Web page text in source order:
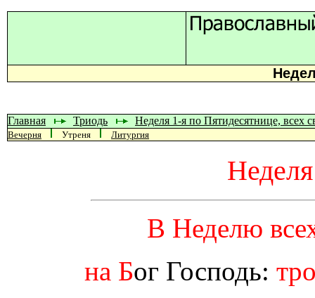
Главная Триодь Неделя 1-я по Пятидесятнице, всех
Вечерня Утреня Литургия
В Неделю
на Бог Господь: